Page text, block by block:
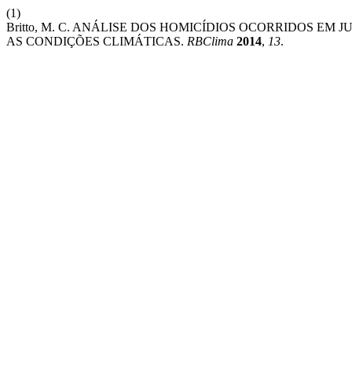
(1)
Britto, M. C. ANÁLISE DOS HOMICÍDIOS OCORRIDOS EM
AS CONDIÇÕES CLIMÁTICAS. RBClima 2014, 13.